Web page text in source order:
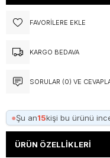
FAVORILERE EKLE
KARGO BEDAVA
SORULAR (0) VE
●Şu an15kişi bu ürünü
ÜRÜN ÖZELLIKLERI